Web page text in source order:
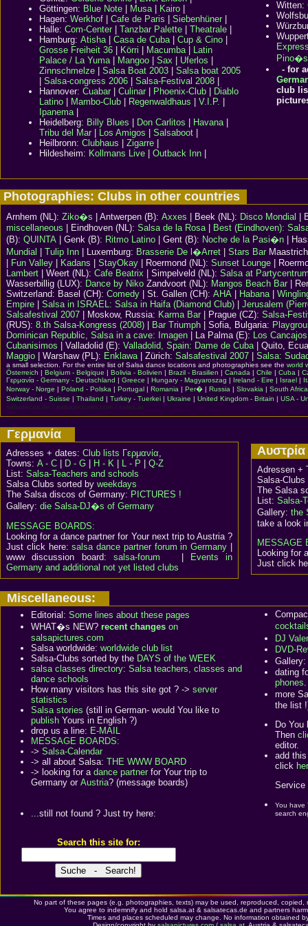
Göttingen: Blue Note Musa| Kairo
Hagen: Werkhof Cafe de Paris Siebenhüner|
Halle: Com-Center| Tanzbar Palette Theatrale
Hamburg: Atisha| Casa de Cuba| Cup & Cino
Grosse Freiheit 36
Körri Macumba|
Latin
Palace / La Yuma| Mangoo Sax Uferlos
Zinnschmelze
Salsa Boat 2003
Salsa boat 2005
Salsa-congress 2006 Salsa-Festival 2008
Hannover: Cuabar| Culinar| Phoenix-Club
Diablo
Latino
Mambo-Club Regenwaldhaus V.I.P.
Ipanema|
Heidelberg: Billy Blues Don Carlitos Havana|
Tribu del Mar| Los Amigos Salsaboot
Heilbronn: Clubhaus Zigarre
Hildesheim: Kollmans Live Outback Inn
Witten:
Pino�s
- for
club
Photographies: Clubs in other countries
Arnhem (NL): Ziko�s | Antwerpen (B): Axxes | Beek (NL): Disco Mondial
|
miscellaneous | Eindhoven (NL): Salsa de la Rosa|
Best (Eindhoven):
(B): QUINTA | Genk (B): Ritmo Latino | Gent (B): Noche de la Pasi�n |
Mundial
Tulip Inn | Luxemburg: Brasserie De l�Arret Stars Bar
Fun Valley Kadans StayOkay | Roermond (NL): Sunset Lounge |
Lambert | Weert (NL): Cafe Beatrix | Simpelveld (NL): Salsa at
Wasserbillig (LUX): Dance by Niko Zandvoort (NL): Mangos Beach Bar|
Switzerland: Basel (CH): Comedy | St. Gallen (CH): AHA Habana|
Empire
Salsa in ISRAEL: Salsa in Haifa (Diamond Club)
Jerusalem
Salsafestival 2007 | Moskow, Russia: Karma Bar| Prague (CZ): Salsa-
(RUS): 8.th Salsa-Kongress (2008) Bar Triumph | Sofia, Bulgaria:
Dominican Republic, Salsa in a cave: Imagen
La Palma (E): Los Cancajos
Cubanisimos | Valladolid (E): Valladolid, Spain: Dame de Cuba| Quito,
Maggio | Warshaw (PL): Enklawa| Zürich: Salsafestival 2007 Salsa:
a small selection. For the entire list of Salsa dance locations and photographies see the world
Österreich | Belgium - Belgique | Bolivia - Bolivien | Brazil - Brasilien | Canada | Chile | Cuba |
Γερμανία - Germany - Deutschland | Greece | Hungary - Magyaroszag | Ireland - Eire | Israel |
Norway - Norge | Poland - Polska | Portugal | Romania | Per� | Russia | Slovakia | South
Switzerland - Suisse | Thailand | Turkey - Tuerkei | Ukraine | United Kingdom - Britain | USA -
salsatecas.de / salsapictures.com / salsa.at
Γερμανία
Adresses + dates: Club lists Γερμανία,
Towns: A - C D - G H - K L - P
Q-Z
List: Salsa-Teachers and schools
Salsa Clubs sorted by weekdays
The Salsa discos of Germany: PICTURES !
Gallery: die Salsa-DJ�s of Germany
MESSAGE BOARDS:
Looking for a dance partner for Your next trip to Austria ?
Just click here:salsa dance partner forum in Germany
www discussion board: salsa-forum
Events in
Germany and additional not yet listed clubs
Adressen +
Salsa-
The Salsa
List: Salsa-
Gallery: the
take a look
MESSAGE
Looking for
Just click
Miscellaneous:
Editorial: Some lines about these pages
WHAT�s NEW? recent changes on
salsapictures.com
Salsa worldwide: worldwide club list
Salsa-Clubs sorted by the DAYS of the WEEK
salsa classes directory: Salsa teachers, classes and
dance schools
How many visitors has this site got ? -> server
statistics
Salsa stories (still in German- would You like to
publish Yours in English ?)
drop us a line: E-MAIL
MESSAGE BOARDS:
-> Salsa-Calendar
-> all about Salsa: THE WWW BOARD
-> looking for a dance partnerfor Your trip to
Germany or Austria? (message boards)
...still not found ? Just try here:
DJ
DVD-
Gallery:
dating
phones.
more
the list
Do
Then
editor.
add
click
Service
You have
search
Search this site for:
No part of these pages (e.g. photographies, texts) may be used, reproduced,
You agree to indemnify and hold salsa.at & salsatecas.de and partners
Times and places scheduled may change. No information obtained